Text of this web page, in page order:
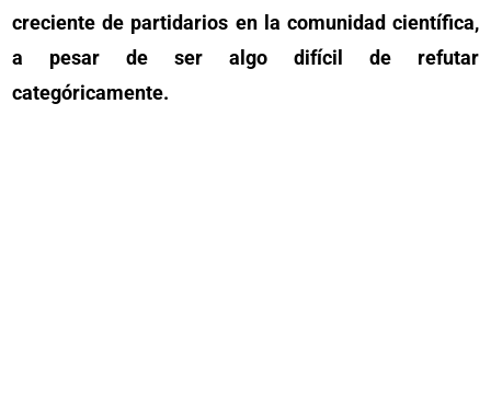
creciente de partidarios en la comunidad científica,
a pesar de ser algo difícil de refutar
categóricamente.